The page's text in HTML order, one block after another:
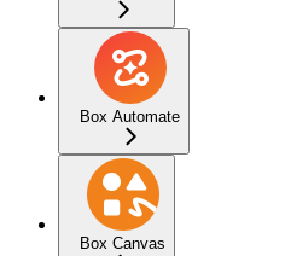
Box Automate
Box Canvas